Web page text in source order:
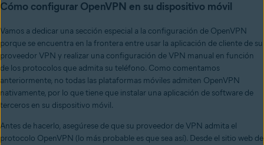
Cómo configurar OpenVPN en su dispositivo móvil
Vamos a dedicar una sección especial a la configuración de OpenVPN
porque se encuentra en la frontera entre usar la aplicación de cliente de su
proveedor VPN y realizar una configuración de VPN manual en función
de los protocolos que admita su teléfono. Como comentamos
anteriormente, no todas las plataformas móviles admiten OpenVPN
nativamente, por lo que tiene que instalar una aplicación de software de
terceros en su dispositivo móvil.
Antes de hacerlo, asegúrese de que su proveedor de VPN admita el
protocolo OpenVPN (lo más probable es que sea así). Desde el sitio web de